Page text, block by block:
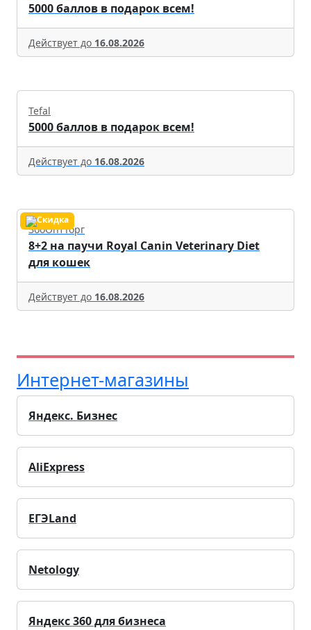
5000 баллов в подарок всем!
Действует до 16.08.2026
Tefal
5000 баллов в подарок всем!
Действует до 16.08.2026
ЗооОптТорг
8+2 на паучи Royal Canin Veterinary Diet
для кошек
Действует до 16.08.2026
Интернет-магазины
Яндекс. Бизнес
AliExpress
ЕГЭLand
Netology
Яндекс 360 для бизнеса